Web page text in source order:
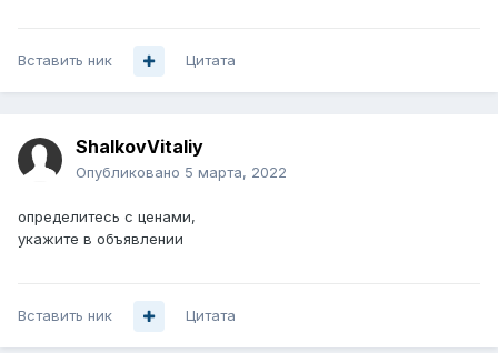
Вставить ник Цитата
ShalkovVitaliy
Опубликовано 5 марта, 2022
определитесь с ценами,
укажите в объявлении
Вставить ник Цитата